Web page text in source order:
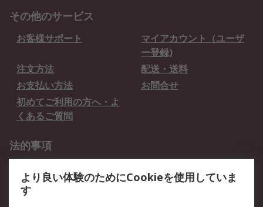
その他のサービス
お客様サポート
マイアカウント（ユーザ
ー登録)
注文方法
配送・送料
お支払い方法
お問合せ
初めてご利用の方へ・よ
くあるご質問
法的事項
クッキーポリシー
より良い体験のためにCookieを使用していま
す